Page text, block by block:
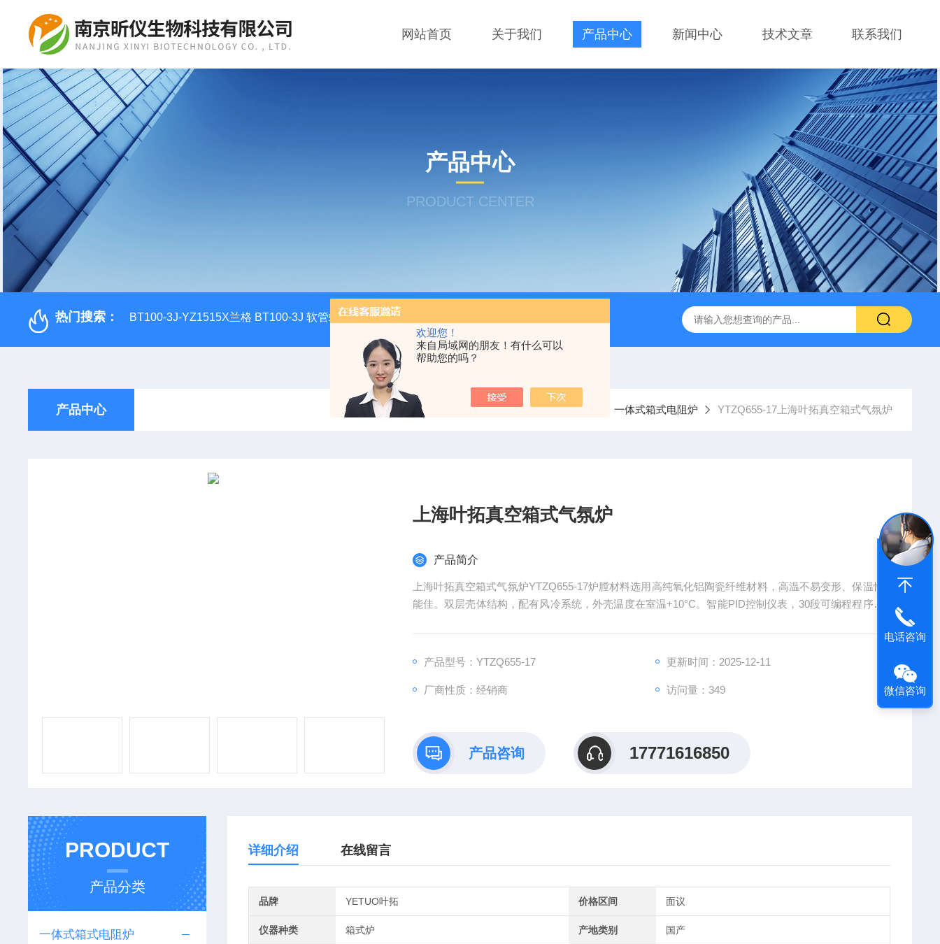
欢迎您！
来自局域网的朋友！有什么可以
帮助您的吗？
网站首页 关于我们 产品中心 新闻中心 技术文章 联系我们
产品中心
PRODUCT CENTER
热门搜索： BT100-3J-YZ1515X兰格 BT100-3J 软管蠕动泵 LDS-1G上海青浦绿洲粮食谷物水分测定仪 叶拓 MGC-1000P 恒温恒湿光照培养箱 LRH-300DB叶拓
产品中心 当前位置：首页 产品中心 一体式箱式电阻炉 YTZQ655-17上海叶拓真空箱式气氛炉
上海叶拓真空箱式气氛炉
产品简介
上海叶拓真空箱式气氛炉YTZQ655-17炉膛材料选用高纯氧化铝陶瓷纤维材料，高温不易变形、保温性
能佳。双层壳体结构，配有风冷系统，外壳温度在室温+10°C。智能PID控制仪表，30段可编程程序，
产品型号：YTZQ655-17
更新时间：2025-12-11
厂商性质：经销商 访问量：349
产品咨询 17771616850
PRODUCT
产品分类
一体式箱式电阻炉
详细介绍 在线留言
品牌 YETUO叶拓 价格区间 面议
仪器种类 箱式炉 产地类别 国产
电话咨询
微信咨询